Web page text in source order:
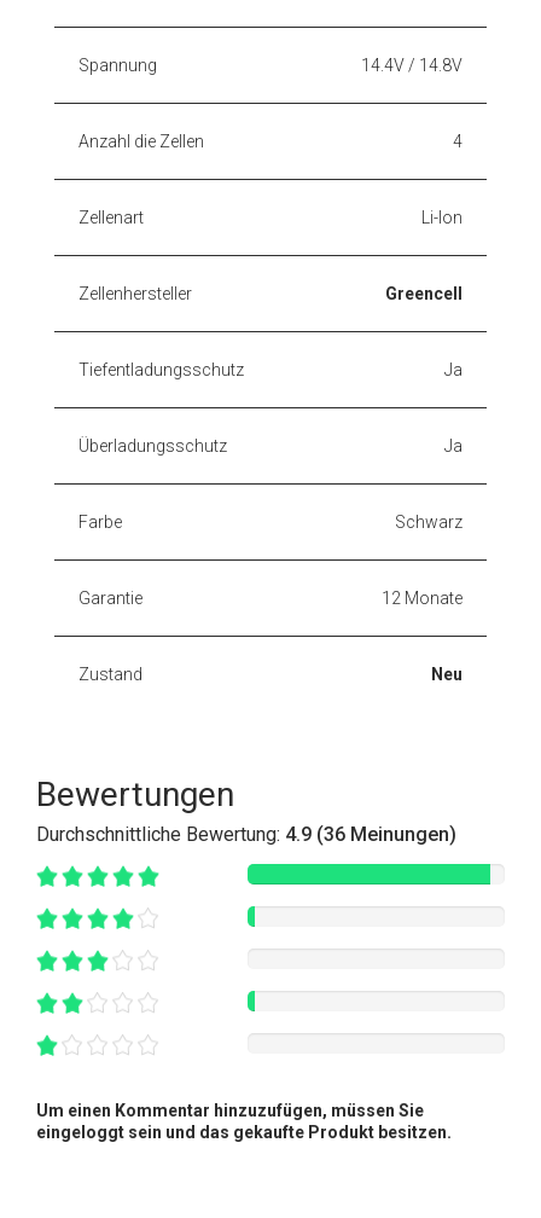
Spannung 14.4V / 14.8V
Anzahl die Zellen 4
Zellenart Li-Ion
Zellenhersteller Greencell
Tiefentladungsschutz Ja
Überladungsschutz Ja
Farbe Schwarz
Garantie 12 Monate
Zustand Neu
Bewertungen
Durchschnittliche Bewertung: 4.9 (36 Meinungen)
Um einen Kommentar hinzuzufügen, müssen Sie
eingeloggt sein und das gekaufte Produkt besitzen.